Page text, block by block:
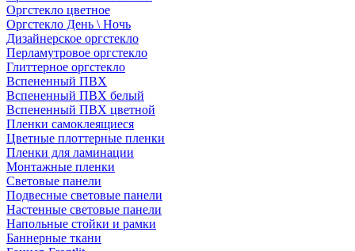
Оргстекло цветное
Оргстекло День \ Ночь
Дизайнерское оргстекло
Перламутровое оргстекло
Глиттерное оргстекло
Вспененный ПВХ
Вспененный ПВХ белый
Вспененный ПВХ цветной
Пленки самоклеящиеся
Цветные плоттерные пленки
Пленки для ламинации
Монтажные пленки
Световые панели
Подвесные световые панели
Настенные световые панели
Напольные стойки и рамки
Баннерные ткани